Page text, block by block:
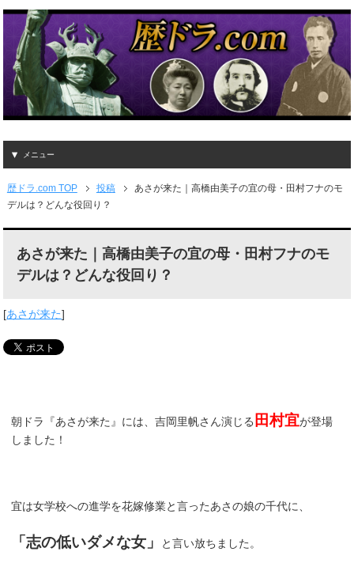
メニュー
歴ドラ.com TOP 投稿
あさが来た｜高橋由美子の宜の母・田村フナのモ
デルは？どんな役回り？
あさが来た｜高橋由美子の宜の母・田村フナのモ
デルは？どんな役回り？
[あさが来た]
朝ドラ『あさが来た』には、吉岡里帆さん演じる 田村宜が登場
しました！
宜は女学校への進学を花嫁修業と言ったあさの娘の千代に、
「志の低いダメな女」 と言い放ちました。